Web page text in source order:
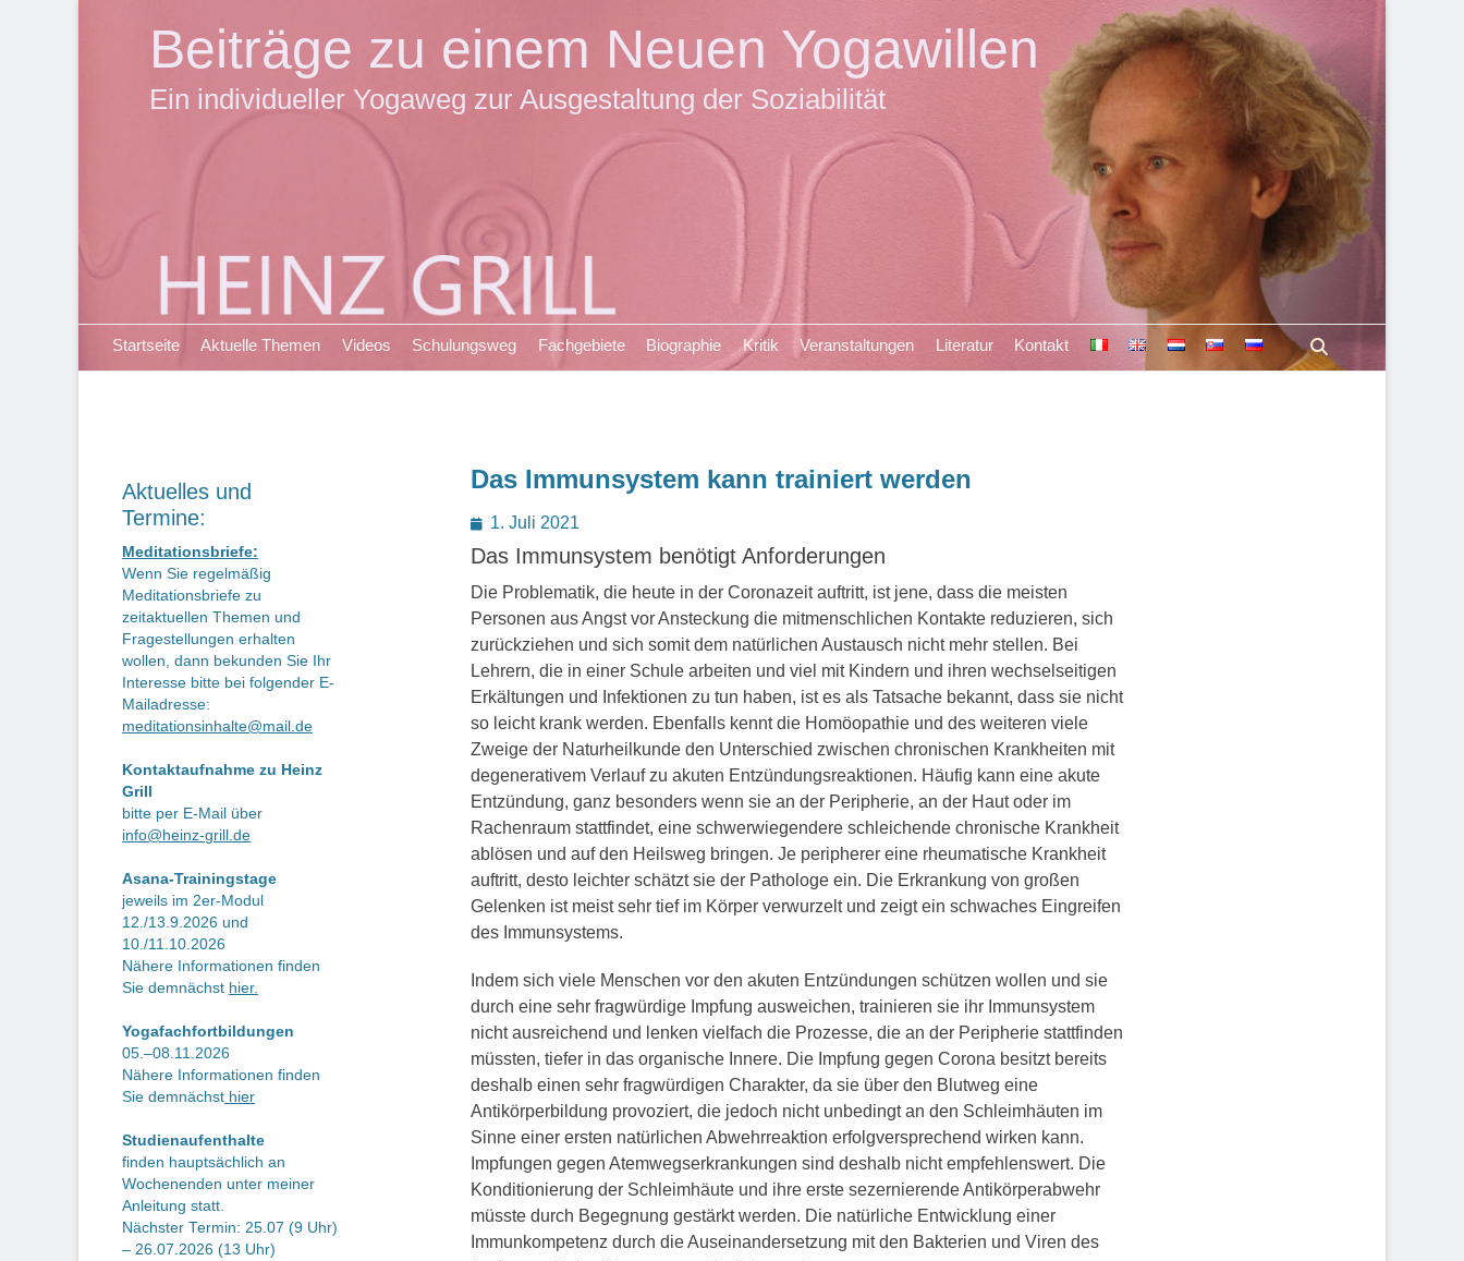
Beiträge zu einem Neuen Yogawillen
Ein individueller Yogaweg zur Ausgestaltung der Soziabilität
Primäres Menü
ZumStartseite Aktuelle Themen Videos Schulungsweg Fachgebiete Biographie Kritik Veranstaltungen Literatur Kontakt
Das Immunsystem kann trainiert werden
Posted
on
1. Juli 2021
Das Immunsystem benötigt Anforderungen
Die Problematik, die heute in der Coronazeit auftritt, ist jene, dass die meisten
Personen aus Angst vor Ansteckung die mitmenschlichen Kontakte reduzieren, sich
zurückziehen und sich somit dem natürlichen Austausch nicht mehr stellen. Bei
Lehrern, die in einer Schule arbeiten und viel mit Kindern und ihren wechselseitigen
Erkältungen und Infektionen zu tun haben, ist es als Tatsache bekannt, dass sie nicht
so leicht krank werden. Ebenfalls kennt die Homöopathie und des weiteren viele
Zweige der Naturheilkunde den Unterschied zwischen chronischen Krankheiten mit
degenerativem Verlauf zu akuten Entzündungsreaktionen. Häufig kann eine akute
Entzündung, ganz besonders wenn sie an der Peripherie, an der Haut oder im
Rachenraum stattfindet, eine schwerwiegendere schleichende chronische Krankheit
ablösen und auf den Heilsweg bringen. Je peripherer eine rheumatische Krankheit
auftritt, desto leichter schätzt sie der Pathologe ein. Die Erkrankung von großen
Gelenken ist meist sehr tief im Körper verwurzelt und zeigt ein schwaches Eingreifen
des Immunsystems.
Indem sich viele Menschen vor den akuten Entzündungen schützen wollen und sie
durch eine sehr fragwürdige Impfung ausweichen, trainieren sie ihr Immunsystem
nicht ausreichend und lenken vielfach die Prozesse, die an der Peripherie stattfinden
müssten, tiefer in das organische Innere. Die Impfung gegen Corona besitzt bereits
deshalb einen sehr fragwürdigen Charakter, da sie über den Blutweg eine
Antikörperbildung provoziert, die jedoch nicht unbedingt an den Schleimhäuten im
Sinne einer ersten natürlichen Abwehrreaktion erfolgversprechend wirken kann.
Impfungen gegen Atemwegserkrankungen sind deshalb nicht empfehlenswert. Die
Konditionierung der Schleimhäute und ihre erste sezernierende Antikörperabwehr
müsste durch Begegnung gestärkt werden. Die natürliche Entwicklung einer
Immunkompetenz durch die Auseinandersetzung mit den Bakterien und Viren des
Aktuelles und
Termine:
Meditationsbriefe:
Wenn Sie regelmäßig
Meditationsbriefe zu
zeitaktuellen Themen und
Fragestellungen erhalten
wollen, dann bekunden Sie Ihr
Interesse bitte bei folgender E-
Mailadresse:
meditationsinhalte@mail.de
Kontaktaufnahme zu Heinz
Grill
bitte per E-Mail über
info@heinz-grill.de
Asana-Trainingstage
jeweils im 2er-Modul
12./13.9.2026 und
10./11.10.2026
Nähere Informationen finden
Sie demnächst hier.
Yogafachfortbildungen
05.–08.11.2026
Nähere Informationen finden
Sie demnächst hier
Studienaufenthalte
finden hauptsächlich an
Wochenenden unter meiner
Anleitung statt.
Nächster Termin: 25.07 (9 Uhr)
– 26.07.2026 (13 Uhr)